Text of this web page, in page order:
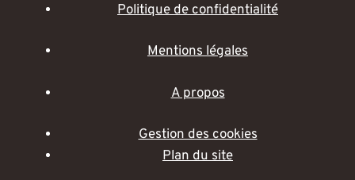
Politique de confidentialité
Mentions légales
A propos
Gestion des cookies
Plan du site